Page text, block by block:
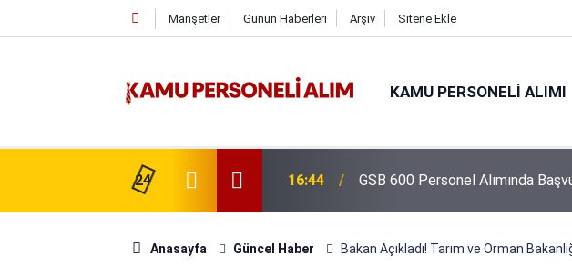
Manşetler Günün Haberleri Arşiv Sitene Ekle
KAMU PERSONELI ALIMI
24
Alımı Gündemde! Bakan Çiftçi Süreci
16:44 GSB 600 Personel Alımında
Anasayfa Güncel Haber Bakan Açıkladı! Tarım ve Orman